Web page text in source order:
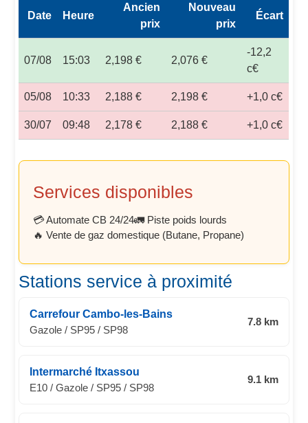
Date Heure
Ancien
prix
Nouveau
prix
Écart
07/08 15:03 2,198 € 2,076 €
-12,2
c€
05/08 10:33 2,188 € 2,198 € +1,0 c€
30/07 09:48 2,178 € 2,188 € +1,0 c€
Services disponibles
💳 Automate CB 24/24🚛 Piste poids lourds
🔥 Vente de gaz domestique (Butane, Propane)
Stations service à proximité
Carrefour Cambo-les-Bains
Gazole / SP95 / SP98
7.8 km
Intermarché Itxassou
E10 / Gazole / SP95 / SP98
9.1 km